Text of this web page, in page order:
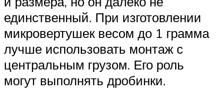
единственный. При изготовлении
микровертушек весом до 1 грамма
лучше использовать монтаж с
центральным грузом. Его роль
могут выполнять дробинки.